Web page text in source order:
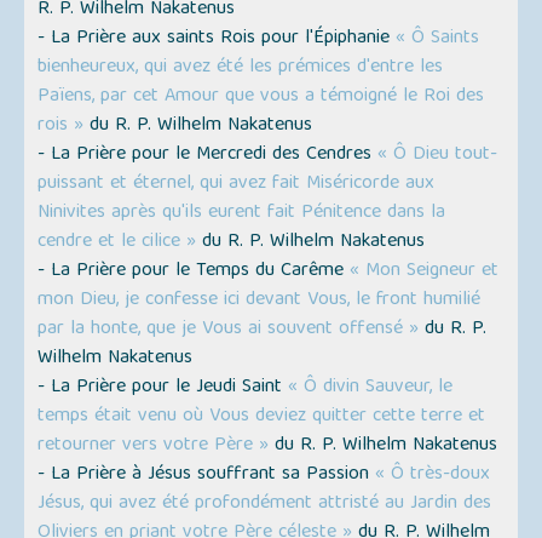
R. P. Wilhelm Nakatenus
- La Prière aux saints Rois pour l'Épiphanie « Ô Saints
bienheureux, qui avez été les prémices d'entre les
Païens, par cet Amour que vous a témoigné le Roi des
rois » du R. P. Wilhelm Nakatenus
- La Prière pour le Mercredi des Cendres « Ô Dieu tout-
puissant et éternel, qui avez fait Miséricorde aux
Ninivites après qu'ils eurent fait Pénitence dans la
cendre et le cilice » du R. P. Wilhelm Nakatenus
- La Prière pour le Temps du Carême « Mon Seigneur et
mon Dieu, je confesse ici devant Vous, le front humilié
par la honte, que je Vous ai souvent offensé » du R. P.
Wilhelm Nakatenus
- La Prière pour le Jeudi Saint « Ô divin Sauveur, le
temps était venu où Vous deviez quitter cette terre et
retourner vers votre Père » du R. P. Wilhelm Nakatenus
- La Prière à Jésus souffrant sa Passion « Ô très-doux
Jésus, qui avez été profondément attristé au Jardin des